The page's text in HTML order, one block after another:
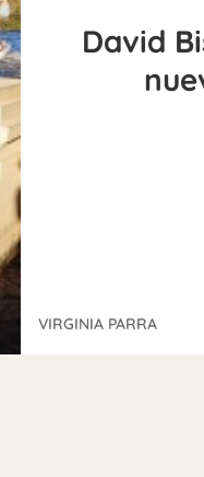
David
VIRGINIA PARRA